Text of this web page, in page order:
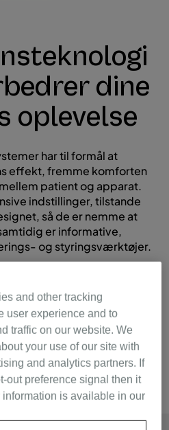
dine
oplevelse
har til formål at
effekt, fremme komforten
patient og apparat.
indstillinger, tilstande
så de er nemme at
er informative,
og styringsværktøjer.
and other tracking
user experience and to
traffic on our website. We
your use of our site with
and analytics partners. If
out preference signal then it
is available in our